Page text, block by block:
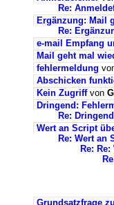
Re:
Ergänzung: Mail
Re:
e-mail Empfang
Mail geht mal
fehlermeldung
Abschicken
Kein Zugriffvon
Dringend:
Re:
Wert an Script
Re: Wert an
Re:
Grundsatzfrage